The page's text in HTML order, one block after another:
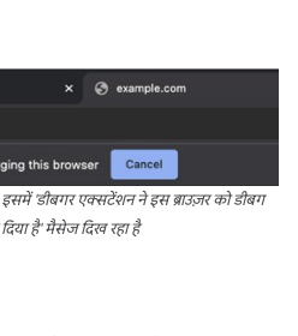
'डीबगर एक्सटेंशन ने इस ब्राउज़र को डीबग
है' मैसेज दिख रहा है